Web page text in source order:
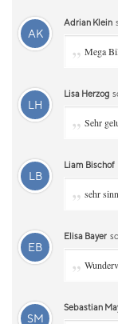
AK
Adrian Klein
„ Mega
LH
Lisa Herzog
„ Sehr
LB
Liam Bischof
„ sehr
EB
Elisa Bayer
„
SM
Sebastian